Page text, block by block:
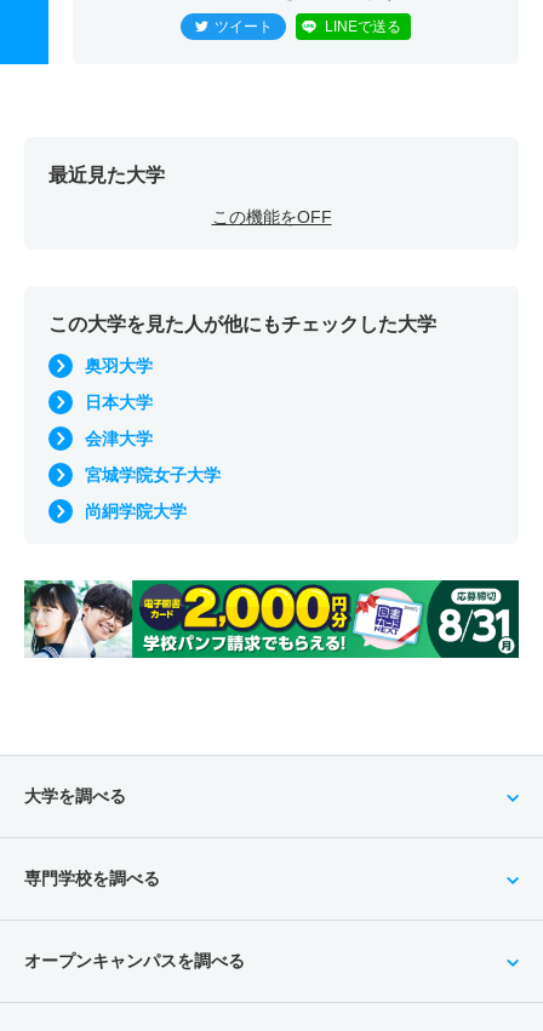
ツイート LINEで送る
最近見た大学
この機能をOFF
この大学を見た人が他にもチェックした大学
奥羽大学
日本大学
会津大学
宮城学院女子大学
尚絅学院大学
大学を調べる
専門学校を調べる
オープンキャンパスを調べる